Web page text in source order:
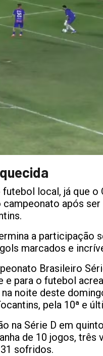
local, já que o
após
a participação
marcados e
Brasileiro
e para o futebol
na noite deste
pela 10ª e
na Série D em
de 10 jogos, três
sofridos.